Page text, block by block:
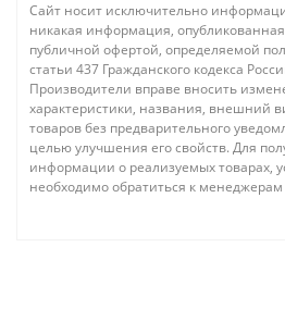
Сайт носит исключительно
никакая информация,
публичной офертой, определяемой
статьи 437 Гражданского кодекса
Производители вправе вносить
характеристики, названия, внешний
товаров без предварительного
целью улучшения его свойств. Для
информации о реализуемых товарах,
необходимо обратиться к менеджерам